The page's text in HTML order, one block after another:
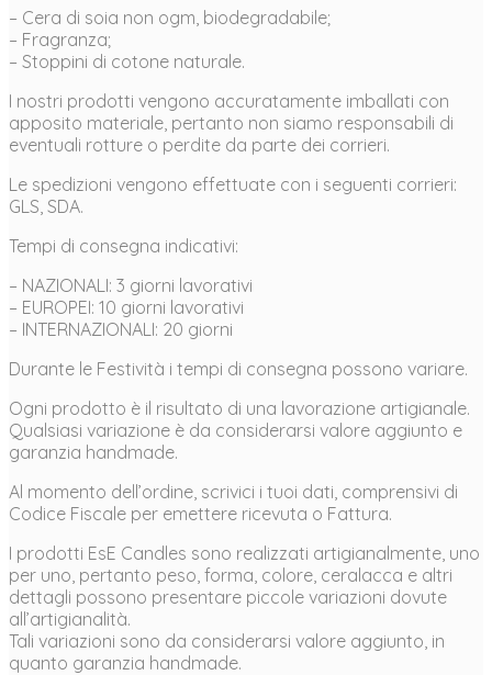
– Cera di soia non ogm, biodegradabile;
– Fragranza;
– Stoppini di cotone naturale.
I nostri prodotti vengono accuratamente imballati con
apposito materiale, pertanto non siamo responsabili di
eventuali rotture o perdite da parte dei corrieri.
Le spedizioni vengono effettuate con i seguenti corrieri:
GLS, SDA.
Tempi di consegna indicativi:
– NAZIONALI: 3 giorni lavorativi
– EUROPEI: 10 giorni lavorativi
– INTERNAZIONALI: 20 giorni
Durante le Festività i tempi di consegna possono variare.
Ogni prodotto è il risultato di una lavorazione artigianale.
Qualsiasi variazione è da considerarsi valore aggiunto e
garanzia handmade.
Al momento dell’ordine, scrivici i tuoi dati, comprensivi di
Codice Fiscale per emettere ricevuta o Fattura.
I prodotti EsE Candles sono realizzati artigianalmente, uno
per uno, pertanto peso, forma, colore, ceralacca e altri
dettagli possono presentare piccole variazioni dovute
all’artigianalità.
Tali variazioni sono da considerarsi valore aggiunto, in
quanto garanzia handmade.